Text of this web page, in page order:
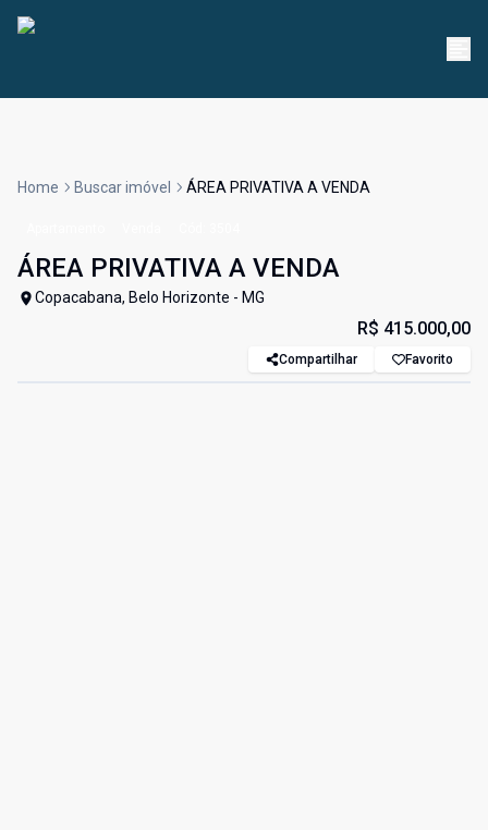
Home Buscar imóvel ÁREA PRIVATIVA A VENDA
ÁREA PRIVATIVA A VENDA
Copacabana, Belo Horizonte - MG
R$ 415.000,00
Compartilhar Favorito